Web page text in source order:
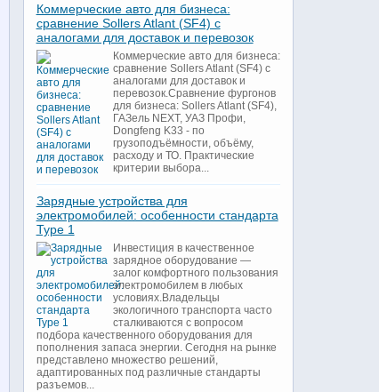
Коммерческие авто для бизнеса:
сравнение Sollers Atlant (SF4) с
аналогами для доставок и перевозок
Коммерческие авто для бизнеса:
сравнение Sollers Atlant (SF4) с
аналогами для доставок и
перевозок.Сравнение фургонов
для бизнеса: Sollers Atlant (SF4),
ГАЗель NEXT, УАЗ Профи,
Dongfeng K33 - по
грузоподъёмности, объёму,
расходу и ТО. Практические
критерии выбора...
Зарядные устройства для
электромобилей: особенности стандарта
Type 1
Инвестиция в качественное
зарядное оборудование —
залог комфортного пользования
электромобилем в любых
условиях.Владельцы
экологичного транспорта часто
сталкиваются с вопросом
подбора качественного оборудования для
пополнения запаса энергии. Сегодня на рынке
представлено множество решений,
адаптированных под различные стандарты
разъемов...